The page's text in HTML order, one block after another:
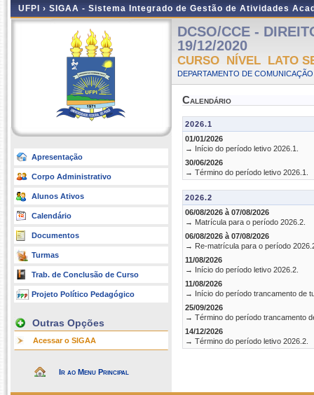
UFPI › SIGAA - Sistema Integrado de Gestão de Atividades
Apresentação
Corpo Administrativo
Alunos Ativos
Calendário
Documentos
Turmas
Trab. de Conclusão de Curso
Projeto Político Pedagógico
Outras Opções
Acessar o SIGAA
Ir ao Menu Principal
DCSO/CCE -
19/12/2020
CURSO NÍVEL LATO
DEPARTAMENTO DE
Calendário
2026.1
01/01/2026
→ Início do período letivo 2026.1.
30/06/2026
→ Término do período letivo 2026.1.
2026.2
06/08/2026 à 07/08/2026
→ Matrícula para o período 2026.2.
06/08/2026 à 07/08/2026
→ Re-matrícula para o período
11/08/2026
→ Início do período letivo 2026.2.
11/08/2026
→ Início do período trancamento de
25/09/2026
→ Término do período trancamento
14/12/2026
→ Término do período letivo 2026.2.